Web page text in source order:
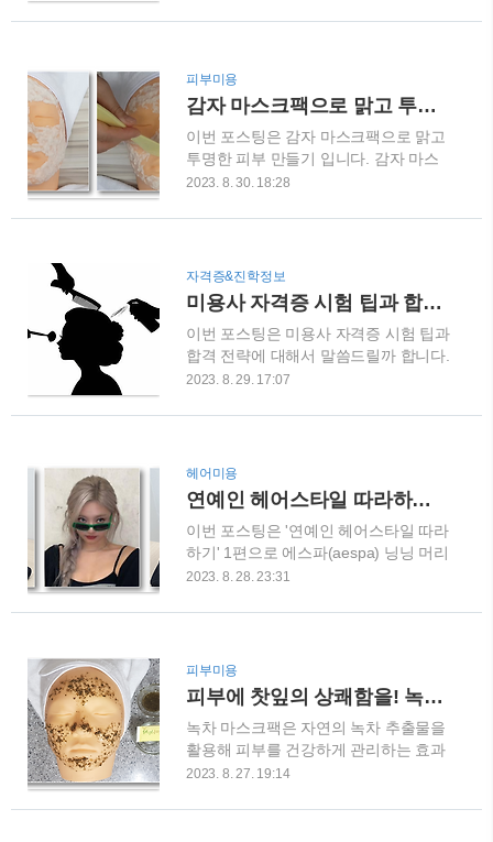
미용 산업이 어떻게 발전해왔는지 이해
할 수 있습니다. 또한, 미용 시험에서도
미용의 역사와 관련된 문제가 출제될 가
능성이 높으므로, 시..
니다.이 과목에서는 미용사로서 필요한
니다. 1강에서는 미용의 업무범위, 미용
의 특수성, 미용의 과정, 미용사의 사명
등을 다루고 있습니다.미용의 기본원리
는 머리카락, 피부, 손톱 등의 생리학적
특성을 이해하고, 그에 따른 적절한 미
용법을 선택하는 것입니다. 또한, 미용
필수적인 내용이므로, 시험 대비를 위해
서는 꼼꼼히 복습해야 합니다. 이처럼,
헤어 미용 자격증 필기시험 대비를 위해
서는 1강 미용총론의 내용을..
피부미용
감자 마스크팩으로 맑고 투명한 피부 만들기
이번 포스팅은 감자 마스크팩으로 맑고
투명한 피부 만들기 입니다. 감자 마스
크팩은 자연의 선물로써 피부 관리에 놀
부한 비타민 C와 칼륨, 식이 섬유 등이
통해 맑고 투명한 피부를 얻을 수 있습
니다. 감자 마스크팩에 함유된 비타민 C
와 칼륨은 피부를 탄력 있게 만들어주
고, 식이 섬유는 피부의 수분 함유력을
높여줍니다. 또한, 감자 마스크팩은 피
부에 있는 염증을 진정시켜주는 효과도
해서 알아보겠습니다. 감자 마스크팩 사
용법 1) 얼굴을 깨끗하게 씻은 후, 토너
로 피부를 준비합니다. 2) 감자를 깨끗
하게 손질하여 갈아줍니다..
2023. 8. 30. 18:28
자격증&진학정보
미용사 자격증 시험 팁과 합격 전략
이번 포스팅은 미용사 자격증 시험 팁과
합격 전략에 대해서 말씀드릴까 합니다.
미용분야는 헤어미용사, 피부관리사, 메
적인 분야입니다. 혹시나 '미용 관련 직
계시나요?요즘은 미용분야가 다양하게
세분화되어 있고, 이 분야의 직업을 가
지기 위해서는 전문적인 자격증을 취득
해야 합니다. 그럼 미용사 자격증은 어
떻게 따는 걸까요?이번 포스팅에서 미
용사 자격증의 모든 것을 알아보겠습니
자격증의 4가지 분야미용을 직업으로
가지려면 자격증을 취득해야 합니다.미
용에는 헤어미용, 피부관리, 메이크업,
네일미용으로 4가지 분야가 있답니다.
각 ..
2023. 8. 29. 17:07
헤어미용
연예인 헤어스타일 따라하기 - 에스파(aespa) 닝닝 머리 땋기
이번 포스팅은 '연예인 헤어스타일 따라
하기' 1편으로 에스파(aespa) 닝닝 머리
땋기 입니다. KPOP 대표 걸그룹 중에
노래도 잘하고 너무 매력적이고 컬러풀
고 있는 여자 가수입니다. 에스파
(aespa) 멤버 닝닝의 독특한 헤어스타
일은 팬들 사이에서 큰 관심을 받고 있
습니다. 이번 포스팅에서 머리 땋는 방
법을 따라 해보시면에스파 닝닝처럼 매
력이 넘치는 멋진 헤어스타일을 만들어
2023. 8. 28. 23:31
피부미용
피부에 찻잎의 상쾌함을! 녹차 마스크팩!
녹차 마스크팩은 자연의 녹차 추출물을
활용해 피부를 건강하게 관리하는 효과
적인 방법입니다. 녹차에 함유된 다양한
도와주며, 민감한 피부에도 부드럽게 사
2023. 8. 27. 19:14